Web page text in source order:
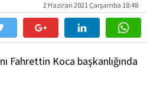
2 Haziran 2021 Çarşamba 18:48
Fahrettin Koca başkanlığında